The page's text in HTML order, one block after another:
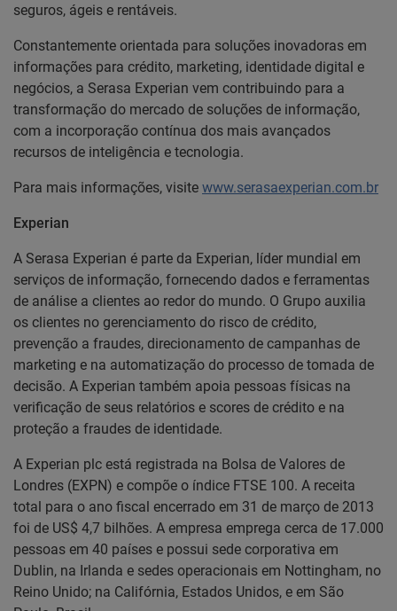
seguros, ágeis e rentáveis.
Constantemente orientada para soluções inovadoras em
informações para crédito, marketing, identidade digital e
negócios, a Serasa Experian vem contribuindo para a
transformação do mercado de soluções de informação,
com a incorporação contínua dos mais avançados
recursos de inteligência e tecnologia.
Para mais informações, visite www.serasaexperian.com.br
Experian
A Serasa Experian é parte da Experian, líder mundial em
serviços de informação, fornecendo dados e ferramentas
de análise a clientes ao redor do mundo. O Grupo auxilia
os clientes no gerenciamento do risco de crédito,
prevenção a fraudes, direcionamento de campanhas de
marketing e na automatização do processo de tomada de
decisão. A Experian também apoia pessoas físicas na
verificação de seus relatórios e scores de crédito e na
proteção a fraudes de identidade.
A Experian plc está registrada na Bolsa de Valores de
Londres (EXPN) e compõe o índice FTSE 100. A receita
total para o ano fiscal encerrado em 31 de março de 2013
foi de US$ 4,7 bilhões. A empresa emprega cerca de 17.000
pessoas em 40 países e possui sede corporativa em
Dublin, na Irlanda e sedes operacionais em Nottingham, no
Reino Unido; na Califórnia, Estados Unidos, e em São